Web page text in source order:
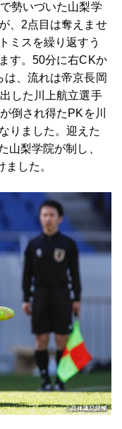
勢いづいた山梨学
、2点目は奪えませ
ミスを繰り返すう
す。50分に右CKか
は、流れは帝京長岡
した川上航立選手
倒され得たPKを川
りました。迎えた
山梨学院が制し、
した。